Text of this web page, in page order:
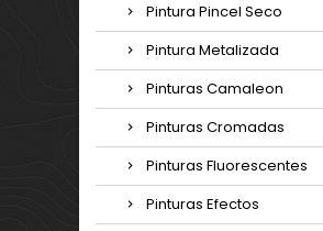
Pintura Pincel Seco
Pintura Metalizada
Pinturas Camaleon
Pinturas Cromadas
Pinturas Fluorescentes
Pinturas Efectos